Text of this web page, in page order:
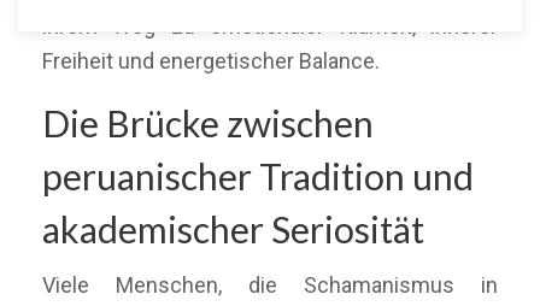
Freiheit und energetischer Balance.
Die Brücke zwischen
peruanischer Tradition und
akademischer Seriosität
Viele Menschen, die Schamanismus in